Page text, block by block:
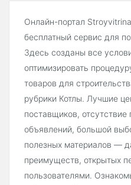
Онлайн-портал
бесплатный сервис для
Здесь созданы все
оптимизировать
товаров для
рубрики Котлы. Лучшие
поставщиков,
объявлений, большой
полезных материалов —
преимуществ, открытых
пользователями.